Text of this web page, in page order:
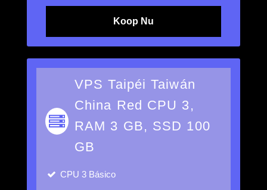
Koop Nu
VPS Taipéi Taiwán
China Red CPU 3,
RAM 3 GB, SSD 100
GB
CPU 3 Básico